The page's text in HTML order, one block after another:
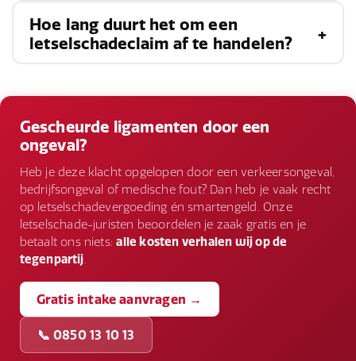
van uw letsel en raadpleeg een
letselschadeadvocaat.
Ja, als u kunt aantonen dat de blessure is
veroorzaakt door een ongeval of nalatigheid van
Hoe lang duurt het om een
letselschadeclaim af te handelen?
partijen om te schikken. Het kan enkele
maanden tot jaren duren.
Gescheurde ligamenten door een
ongeval?
Heb je deze klacht opgelopen door een verkeersongeval,
bedrijfsongeval of medische fout? Dan heb je vaak recht
op letselschadevergoeding én smartengeld. Onze
letselschade-juristen beoordelen je zaak gratis en je
betaalt ons niets:alle kosten verhalen wij op de
tegenpartij
Gratis intake aanvragen →
📞 0850 13 10 13